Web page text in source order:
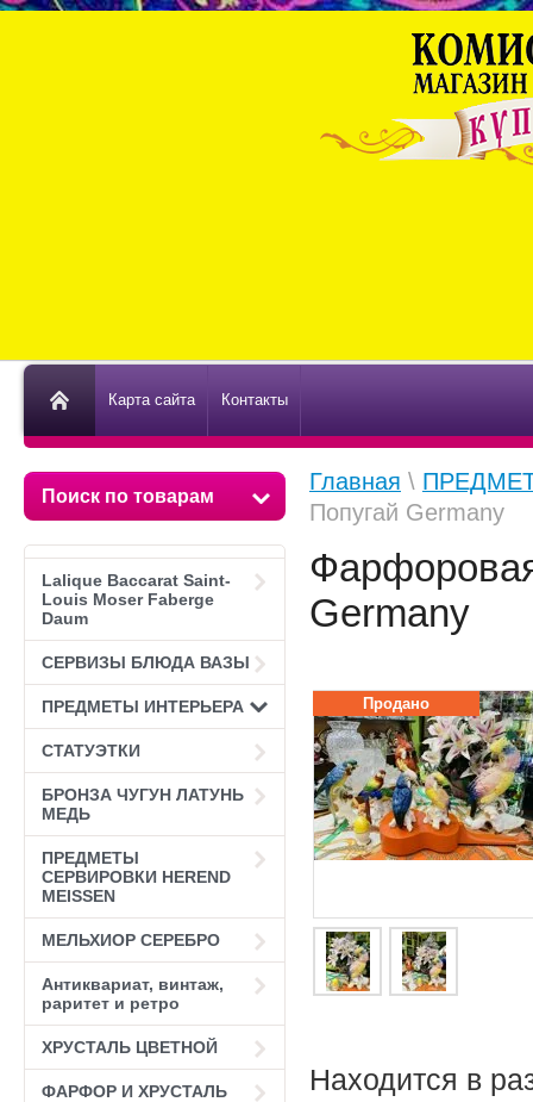
Карта сайта Контакты
Поиск по товарам
Lalique Baccarat Saint-
Louis Moser Faberge
Daum
СЕРВИЗЫ БЛЮДА ВАЗЫ
ПРЕДМЕТЫ ИНТЕРЬЕРА
СТАТУЭТКИ
БРОНЗА ЧУГУН ЛАТУНЬ
МЕДЬ
ПРЕДМЕТЫ
СЕРВИРОВКИ HEREND
MEISSEN
МЕЛЬХИОР СЕРЕБРО
Антиквариат, винтаж,
раритет и ретро
ХРУСТАЛЬ ЦВЕТНОЙ
ФАРФОР И ХРУСТАЛЬ
Главная \
Попугай Germany
Germany
Продано
Находится в